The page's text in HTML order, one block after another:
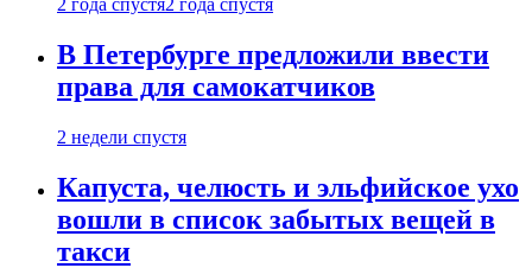
2 года спустя2 года спустя
В Петербурге предложили ввести
права для самокатчиков
2 недели спустя
Капуста, челюсть и эльфийское ухо
вошли в список забытых вещей в
такси